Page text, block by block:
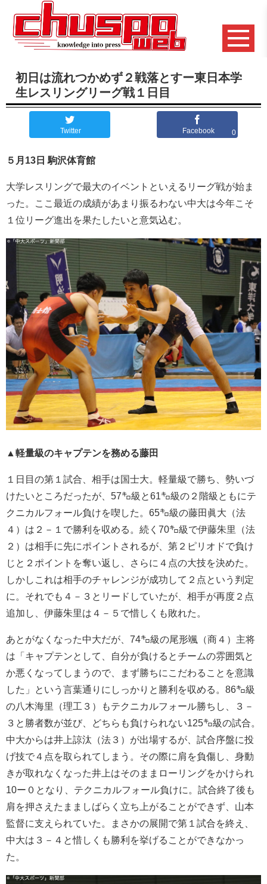
初日は流れつかめず２戦落とすー東日本学
生レスリングリーグ戦１日目
Twitter Facebook 0
５月13日 駒沢体育館
大学レスリングで最大のイベントといえるリーグ戦が始ま
った。ここ最近の成績があまり振るわない中大は今年こそ
１位リーグ進出を果たしたいと意気込む。
▲軽量級のキャプテンを務める藤田
１日目の第１試合、相手は国士大。軽量級で勝ち、勢いづ
けたいところだったが、57㌔級と61㌔級の２階級ともにテ
クニカルフォール負けを喫した。65㌔級の藤田眞大（法
４）は２－１で勝利を収める。続く70㌔級で伊藤朱里（法
２）は相手に先にポイントされるが、第２ピリオドで負け
じと２ポイントを奪い返し、さらに４点の大技を決めた。
しかしこれは相手のチャレンジが成功して２点という判定
に。それでも４－３とリードしていたが、相手が再度２点
追加し、伊藤朱里は４－５で惜しくも敗れた。
あとがなくなった中大だが、74㌔級の尾形颯（商４）主将
は「キャプテンとして、自分が負けるとチームの雰囲気と
か悪くなってしまうので、まず勝ちにこだわることを意識
した」という言葉通りにしっかりと勝利を収める。86㌔級
の八木海里（理工３）もテクニカルフォール勝ちし、３－
３と勝者数が並び、どちらも負けられない125㌔級の試合。
中大からは井上諒汰（法３）が出場するが、試合序盤に投
げ技で４点を取られてしまう。その際に肩を負傷し、身動
きが取れなくなった井上はそのままローリングをかけられ
10ー０となり、テクニカルフォール負けに。試合終了後も
肩を押さえたまましばらく立ち上がることができず、山本
監督に支えられていた。まさかの展開で第１試合を終え、
中大は３－４と惜しくも勝利を挙げることができなかっ
た。